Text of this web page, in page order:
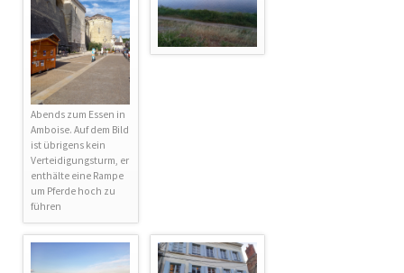
Abends zum Essen in
Amboise. Auf dem Bild
ist übrigens kein
Verteidigungsturm, er
enthälte eine Rampe
um Pferde hoch zu
führen